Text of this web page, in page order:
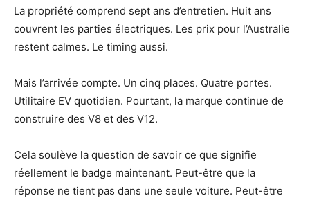
La propriété comprend sept ans d’entretien. Huit ans
couvrent les parties électriques. Les prix pour l’Australie
restent calmes. Le timing aussi.
Mais l’arrivée compte. Un cinq places. Quatre portes.
Utilitaire EV quotidien. Pourtant, la marque continue de
construire des V8 et des V12.
Cela soulève la question de savoir ce que signifie
réellement le badge maintenant. Peut-être que la
réponse ne tient pas dans une seule voiture. Peut-être